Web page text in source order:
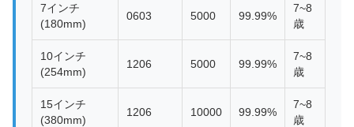
7インチ
(180mm)
0603 5000 99.99%
7~8
歳
10インチ
(254mm)
1206 5000 99.99%
7~8
歳
15インチ
(380mm)
1206 10000 99.99%
7~8
歳